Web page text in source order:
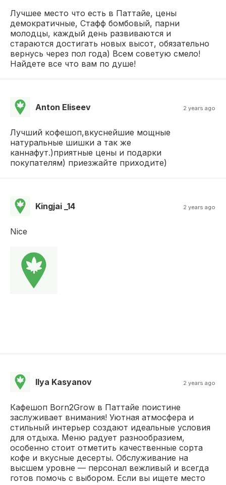
Лучшее место что есть в Паттайе, цены
демократичные, Стафф бомбовый, парни
молодцы, каждый день развиваются и
стараются достигать новых высот, обязательно
вернусь через пол года) Всем советую смело!
Найдете все что вам по душе!
Anton Eliseev 2 years ago
Лучший кофешоп,вкуснейшие мощные
натуральные шишки а так же
каннафут.)приятные цены и подарки
покупателям) приезжайте приходите)
Kingjai _14 2 years ago
Nice
Ilya Kasyanov 2 years ago
Кафешоп Born2Grow в Паттайе поистине
заслуживает внимания! Уютная атмосфера и
стильный интерьер создают идеальные условия
для отдыха. Меню радует разнообразием,
особенно стоит отметить качественные сорта
кофе и вкусные десерты. Обслуживание на
высшем уровне — персонал вежливый и всегда
готов помочь с выбором. Если вы ищете место